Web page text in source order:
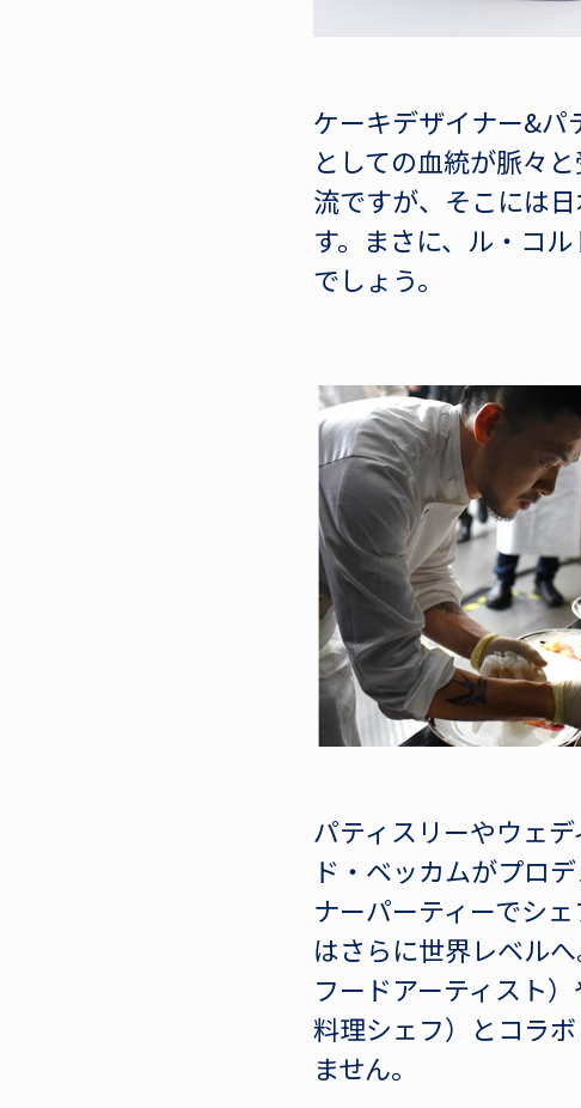
ケーキデザイナー&パ
としての血統が脈々
流ですが、そこには
す。まさに、ル・コ
でしょう。
パティスリーやウェ
ド・ベッカムがプロ
ナーパーティーでシ
はさらに世界レベル
フードアーティスト
料理シェフ）とコラ
ません。